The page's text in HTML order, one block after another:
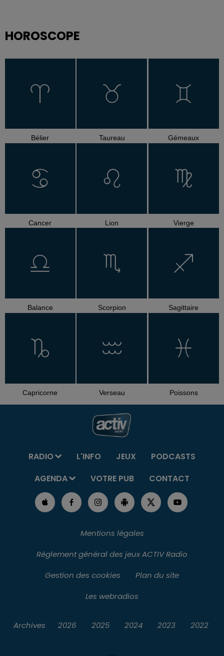
HOROSCOPE
Bélier Taureau Gémeaux
Cancer Lion Vierge
Balance Scorpion Sagittaire
Capricorne Verseau Poissons
RADIO L'INFO JEUX
PODCASTS
AGENDA
VOTRE PUB CONTACT
Mentions légales
Règlement général des jeux ACTIV Radio
Gestion des cookies
Plan du site
Les webradios
Archives 2026 2025 2024 2023 2022